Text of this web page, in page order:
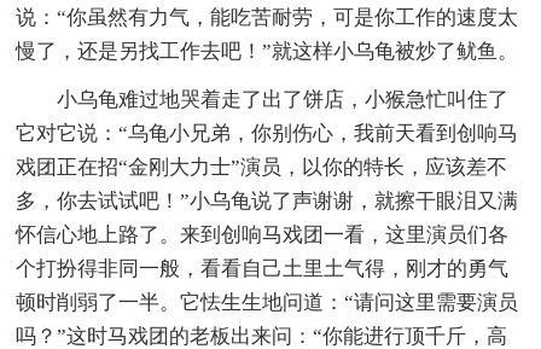
说：“你虽然有力气，能吃苦耐劳，可是你工作的速度太
慢了，还是另找工作去吧！”就这样小乌龟被炒了鱿鱼。
小乌龟难过地哭着走了出了饼店，小猴急忙叫住了
它对它说：“乌龟小兄弟，你别伤心，我前天看到创响马
戏团正在招“金刚大力士”演员，以你的特长，应该差不
多，你去试试吧！”小乌龟说了声谢谢，就擦干眼泪又满
怀信心地上路了。来到创响马戏团一看，这里演员们各
个打扮得非同一般，看看自己土里土气得，刚才的勇气
顿时削弱了一半。它怯生生地问道：“请问这里需要演员
吗？”这时马戏团的老板出来问：“你能进行顶千斤，高